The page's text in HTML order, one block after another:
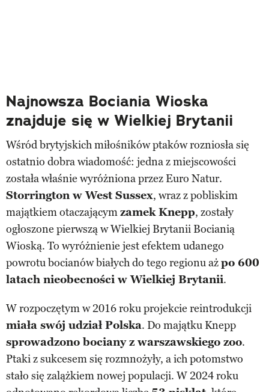
Najnowsza Bociania Wioska
znajduje się w Wielkiej Brytanii
Wśród brytyjskich miłośników ptaków rozniosła się
ostatnio dobra wiadomość: jedna z miejscowości
została właśnie wyróżniona przez Euro Natur.
Storrington w West Sussex, wraz z pobliskim
majątkiem otaczającymzamek Knepp, zostały
ogłoszone pierwszą w Wielkiej Brytanii Bocianią
Wioską. To wyróżnienie jest efektem udanego
powrotu bocianów białych do tego regionu ażpo 600
latach nieobecności w Wielkiej Brytanii.
W rozpoczętym w 2016 roku projekcie reintrodukcji
miała swój udział Polska. Do majątku Knepp
sprowadzono bociany z warszawskiego zoo.
Ptaki z sukcesem się rozmnożyły, a ich potomstwo
stało się zalążkiem nowej populacji. W 2024 roku